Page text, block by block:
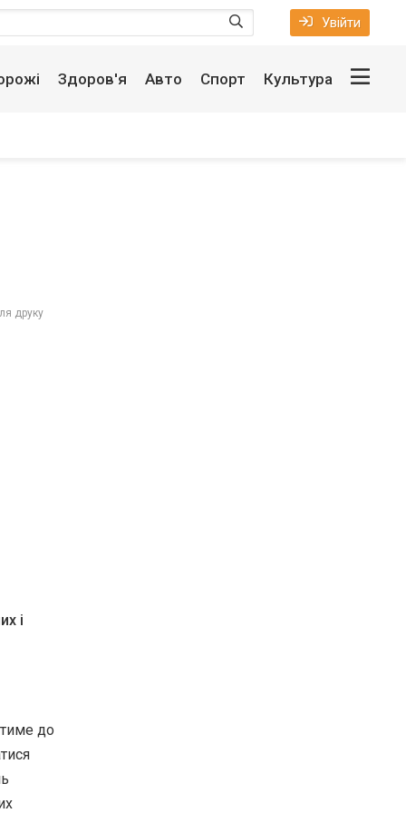
Увійти
Здоров'я Авто Спорт Культура
друку
і
до